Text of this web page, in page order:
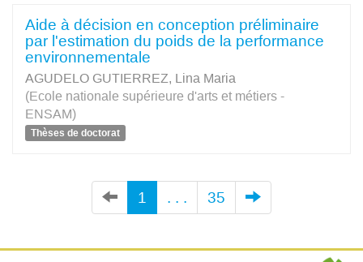
Aide à décision en conception préliminaire
par l'estimation du poids de la performance
environnementale
AGUDELO GUTIERREZ, Lina Maria
(Ecole nationale supérieure d'arts et métiers -
ENSAM)
Thèses de doctorat
1 . . . 35